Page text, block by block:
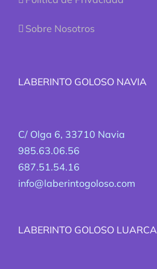
Sobre Nosotros
LABERINTO GOLOSO NAVIA
C/ Olga 6, 33710 Navia
985.63.06.56
687.51.54.16
info@laberintogoloso.com
LABERINTO GOLOSO LUARCA